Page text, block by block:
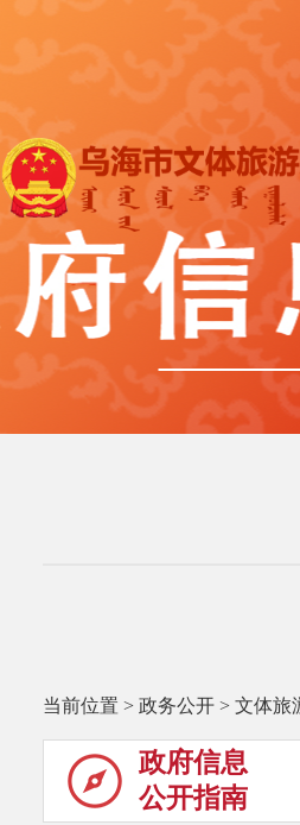
当前位置 > 政务公开 > 文体旅
政府信息
公开指南